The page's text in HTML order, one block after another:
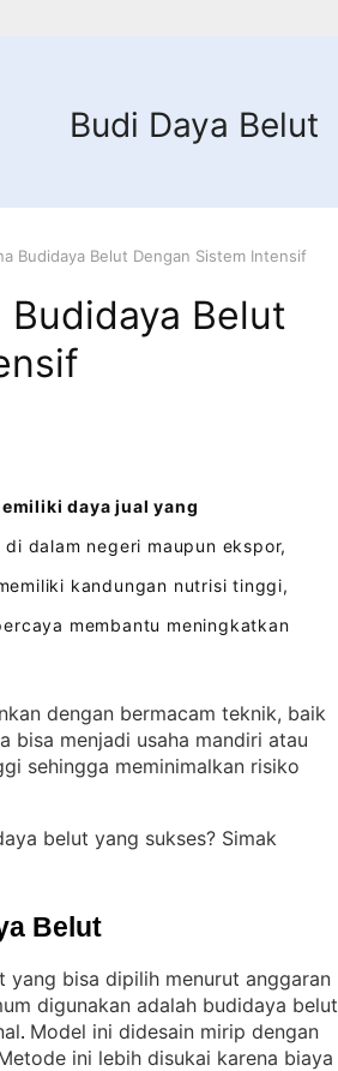
Budi Daya Belut
Budidaya Belut Dengan Sistem Intensif
Belut
daya jual yang
dalam negeri maupun ekspor,
kandungan nutrisi tinggi,
membantu meningkatkan
dengan bermacam teknik, baik
bisa menjadi usaha mandiri atau
sehingga meminimalkan risiko
belut yang sukses? Simak
Belut
bisa dipilih menurut anggaran
digunakan adalah budidaya belut
. Model ini didesain mirip dengan
ini lebih disukai karena biaya